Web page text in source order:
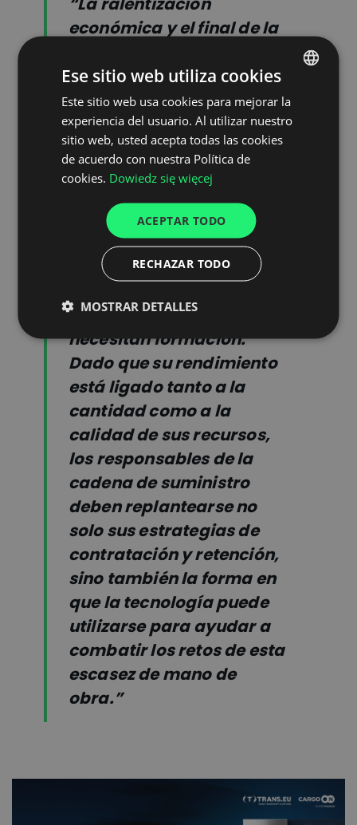
económica y el final de la
hecho pensar que la
escasez de mano de obra
en la logística de los
últimos años se paliaría.
Sin embargo, no ha
empresas de la cadena de
suministro siguen
teniendo dificultades para
empleados que contratan
necesitan formación.
Dado que su rendimiento
está ligado tanto a la
cantidad como a la
calidad de sus recursos,
los responsables de la
cadena de suministro
deben replantearse no
solo sus estrategias de
contratación y retención,
sino también la forma en
que la tecnología puede
utilizarse para ayudar a
combatir los retos de esta
escasez de mano de
obra.”
POLISH
ENGLISH
FRENCH
Ese sitio web utiliza cookies
Este sitio web usa cookies para mejorar la
experiencia del usuario. Al utilizar nuestro
sitio web, usted acepta todas las cookies
de acuerdo con nuestra Política de
cookies. Dowiedz się więcej
ACEPTAR TODO
RECHAZAR TODO
MOSTRAR DETALLES